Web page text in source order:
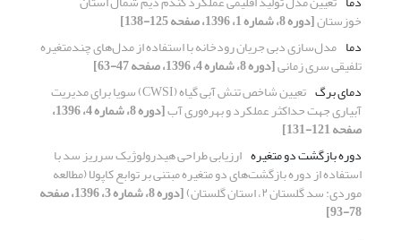
خوزستان[دوره 8، شماره 1، 1396، صفحه 125-138]
دما مدل‌سازی دبی جریان رودخانه با استفاده از مدل‌های چندمتغیره
تلفیقی سری زمانی[دوره 8، شماره 4، 1396، صفحه 47-63]
دمای برگ
تعیین شاخص تنش آبی گیاه (CWSI) سویا برای مدیریت
آبیاری جهت حداکثر عملکرد و بهره‌وری آب [دوره 8، شماره 4، 1396،
صفحه 121-131]
دوره بازگشت دو متغیره ارزیابی طراحی هیدرولوژیک سرریز سد با
استفاده از دوره بازگشت‌های دو متغیره مبتنی بر توابع کاپولا (مطالعه
موردی: سد گلستان ۲، استان گلستان) [دوره 8، شماره 3، 1396، صفحه
78-93]